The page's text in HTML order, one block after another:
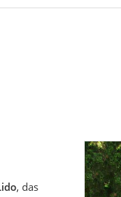
, das